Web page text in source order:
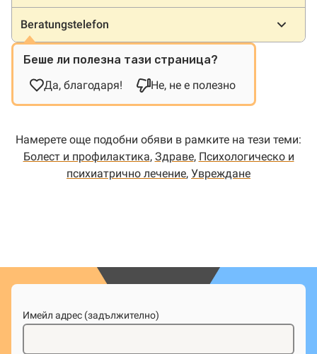
Beratungstelefon
Беше ли полезна тази страница?
Да, благодаря!
Не, не е полезно
Намерете още подобни обяви в рамките на тези теми:
Болест и профилактика, Здраве, Психологическо и
психиатрично лечение, Увреждане
Имейл адрес (задължително)